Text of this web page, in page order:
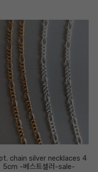
chain silver necklaces 4
5cm -베스트셀러-sale-